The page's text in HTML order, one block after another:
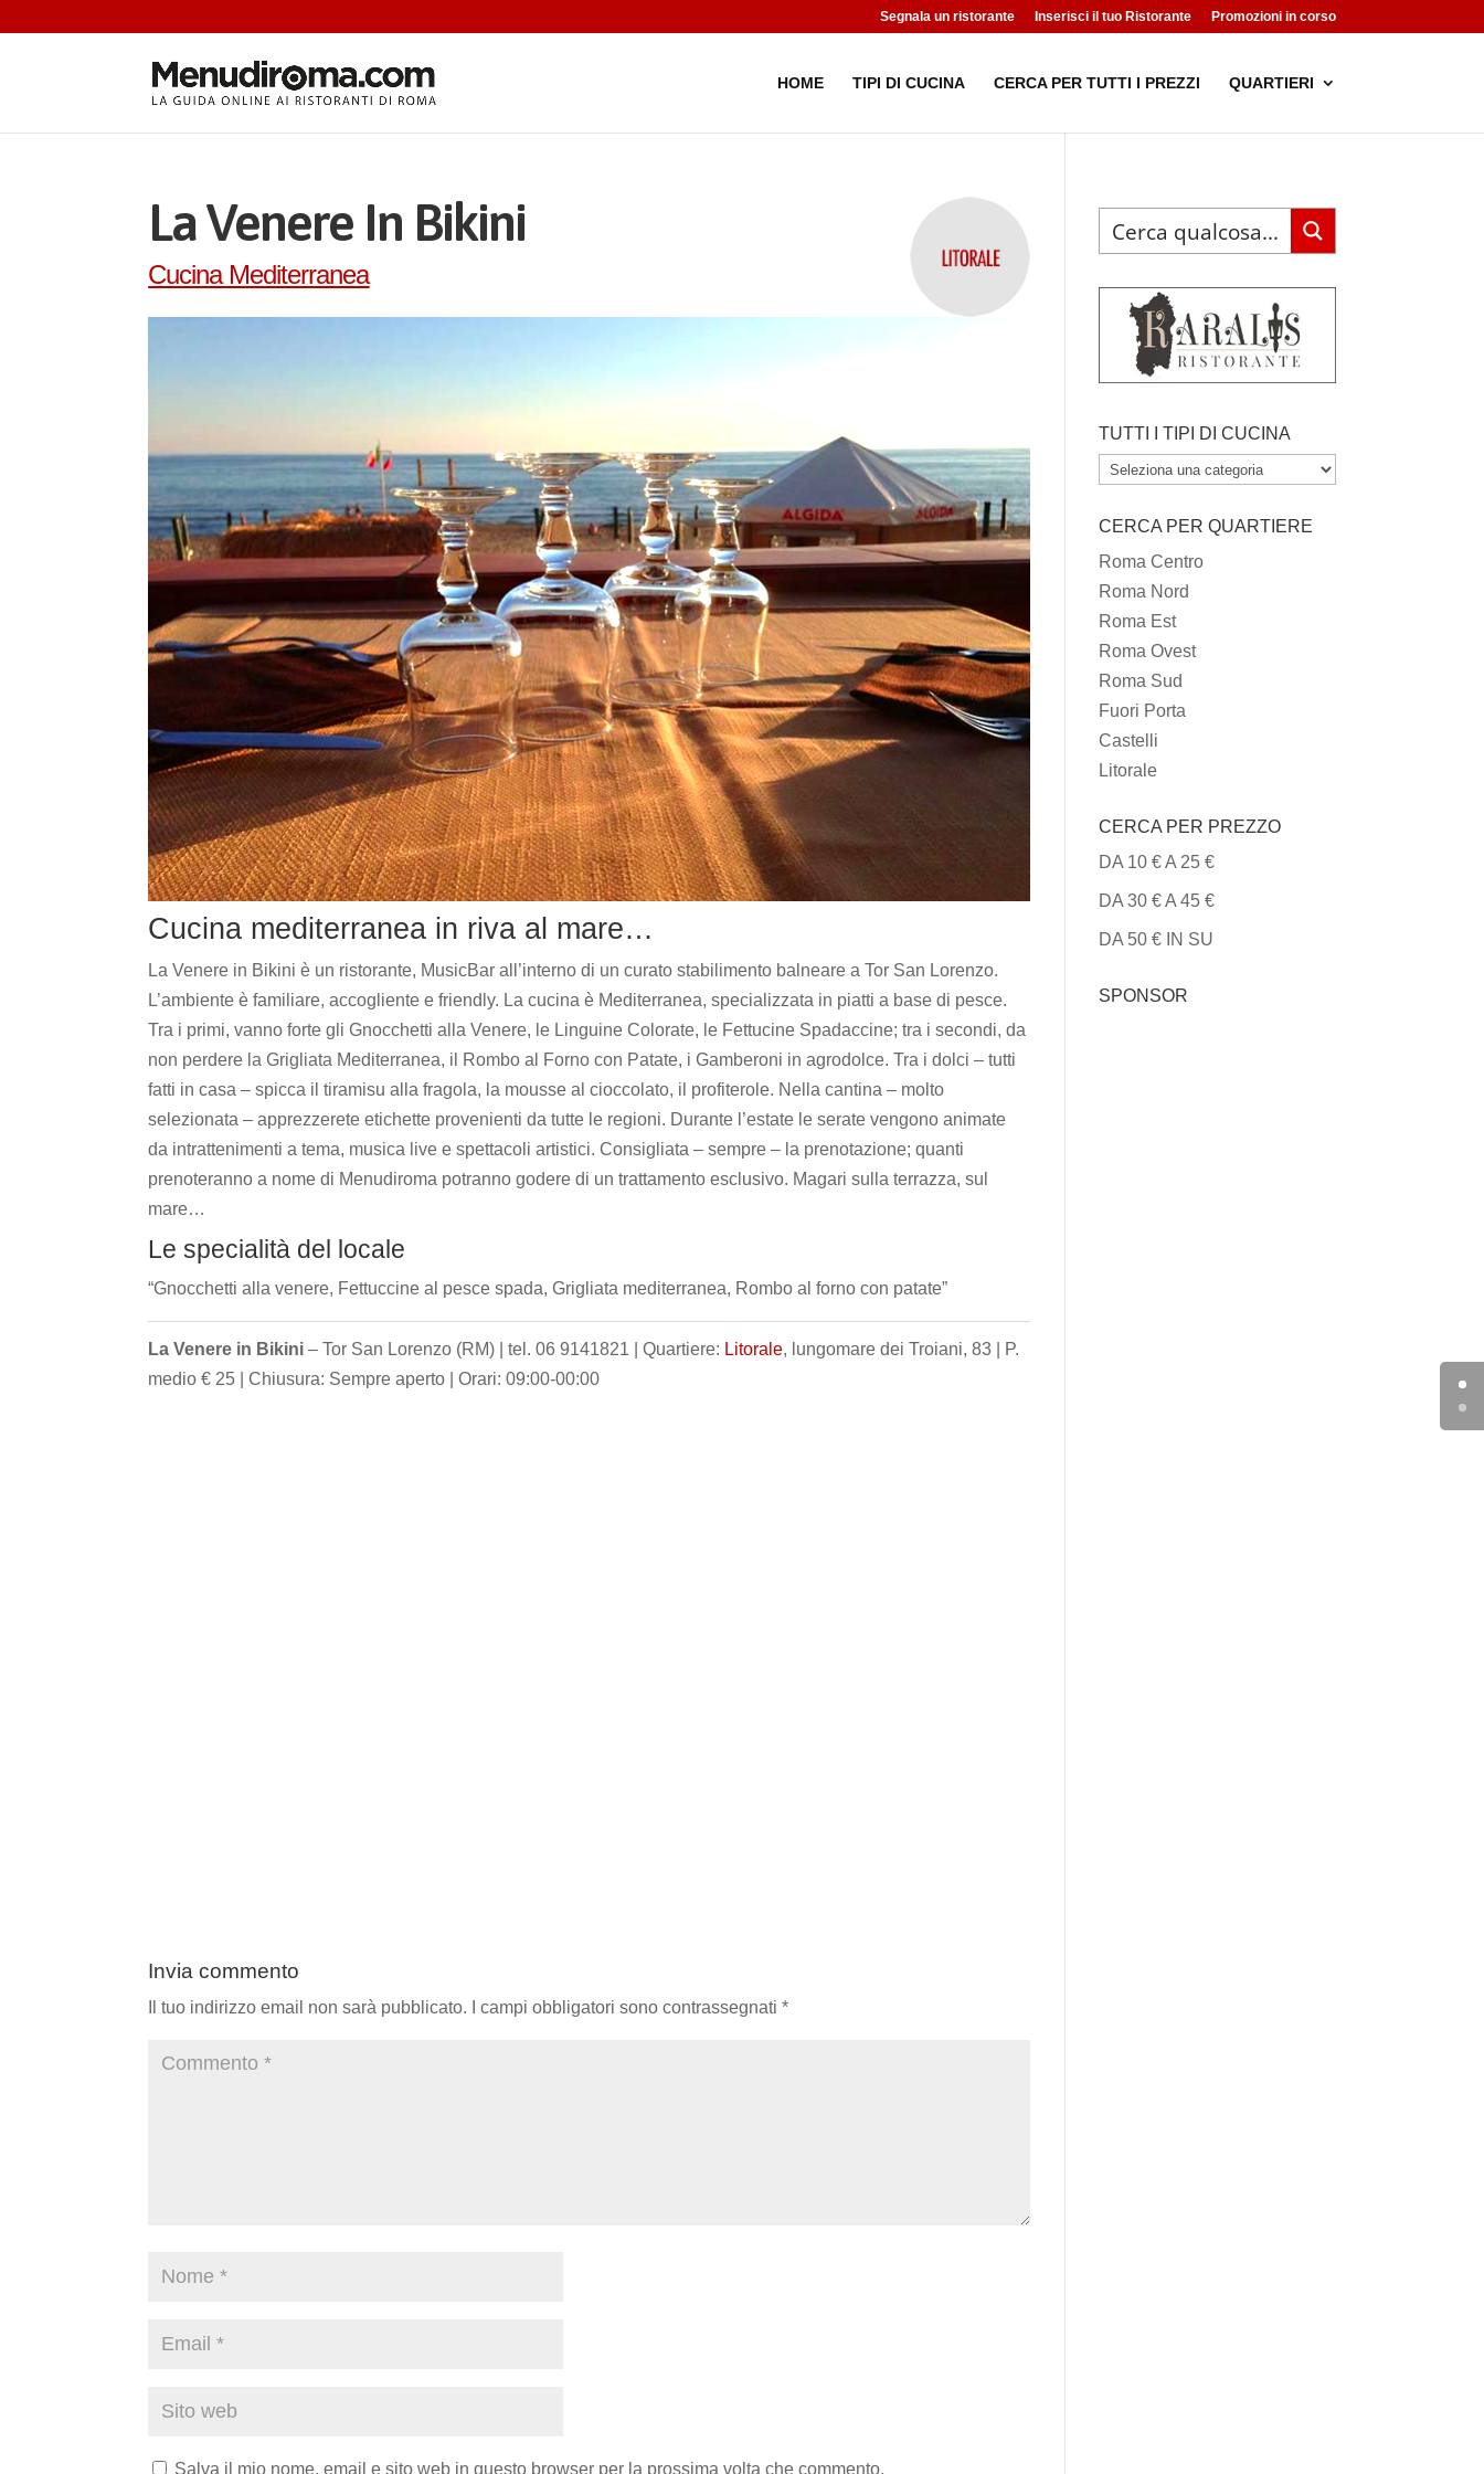
Segnala un ristorante Inserisci il tuo Ristorante Promozioni in corso
HOME TIPI DI CUCINA CERCA PER TUTTI I PREZZI QUARTIERI
La Venere In Bikini
Cucina Mediterranea
Cucina mediterranea in riva al mare…
La Venere in Bikini è un ristorante, MusicBar all’interno di un curato stabilimento balneare a Tor San Lorenzo.
L’ambiente è familiare, accogliente e friendly. La cucina è Mediterranea, specializzata in piatti a base di pesce.
Tra i primi, vanno forte gli Gnocchetti alla Venere, le Linguine Colorate, le Fettucine Spadaccine; tra i secondi, da
non perdere la Grigliata Mediterranea, il Rombo al Forno con Patate, i Gamberoni in agrodolce. Tra i dolci – tutti
fatti in casa – spicca il tiramisu alla fragola, la mousse al cioccolato, il profiterole. Nella cantina – molto
selezionata – apprezzerete etichette provenienti da tutte le regioni. Durante l’estate le serate vengono animate
da intrattenimenti a tema, musica live e spettacoli artistici. Consigliata – sempre – la prenotazione; quanti
prenoteranno a nome di Menudiroma potranno godere di un trattamento esclusivo. Magari sulla terrazza, sul
mare…
Le specialità del locale
“Gnocchetti alla venere, Fettuccine al pesce spada, Grigliata mediterranea, Rombo al forno con patate”
La Venere in Bikini – Tor San Lorenzo (RM) | tel. 06 9141821 | Quartiere: Litorale, lungomare dei Troiani, 83 | P.
medio € 25 | Chiusura: Sempre aperto | Orari: 09:00-00:00
Invia commento
Il tuo indirizzo email non sarà pubblicato. I campi obbligatori sono contrassegnati*
Salva il mio nome, email e sito web in questo browser per la prossima volta che commento.
TUTTI I TIPI DI CUCINA
TUTTI
TIPI
DI
CUCINA
CERCA PER QUARTIERE
Roma Centro
Roma Nord
Roma Est
Roma Ovest
Roma Sud
Fuori Porta
Castelli
Litorale
CERCA PER PREZZO
DA 10 € A 25 €
DA 30 € A 45 €
DA 50 € IN SU
SPONSOR